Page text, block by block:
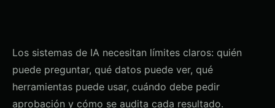
Los sistemas de IA necesitan límites claros: quién
puede preguntar, qué datos puede ver, qué
herramientas puede usar, cuándo debe pedir
aprobación y cómo se audita cada resultado.